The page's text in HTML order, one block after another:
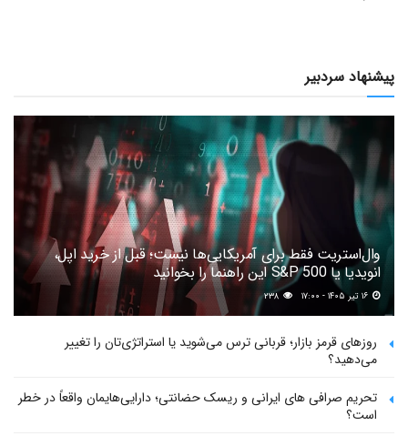
پیشنهاد سردبیر
وال‌استریت فقط برای آمریکایی‌ها نیست؛ قبل از خرید اپل،
انویدیا یا S&P 500 این راهنما را بخوانید
۲۳۸
روزهای قرمز بازار؛ قربانی ترس می‌شوید یا استراتژی‌تان را تغییر
می‌دهید؟
تحریم صرافی های ایرانی و ریسک حضانتی؛ دارایی‌هایمان واقعاً در خطر
است؟